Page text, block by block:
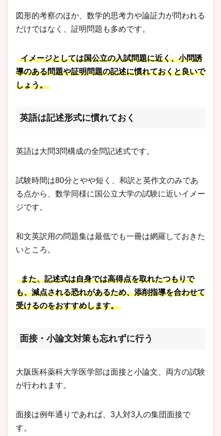
図形的考察のほか、数学的思考力や論証力が問われる
だけではなく、証明問題も多めです。
イメージとしては国公立の入試問題に近く、小問誘
導のある問題や証明問題の記述に慣れておくと良いで
しょう。
英語は記述形式に慣れておく
英語は大問3問構成の全問記述式です。
試験時間は80分とやや短く、和訳と英作文のみであ
る点から、数学同様に国公立大学の試験に近いイメー
ジです。
和文英訳用の問題集は最低でも一冊は網羅しておきた
いところ。
また、記述式は自身では高得点を取れたつもりで
も、減点される恐れがあるため、添削指導を合わせて
受けるのをおすすめします。
面接・小論文対策も忘れずに行う
大阪医科薬科大学医学部は面接と小論文、両方の試験
が行われます。
面接は例年通りであれば、3人対3人の集団面接で
す。